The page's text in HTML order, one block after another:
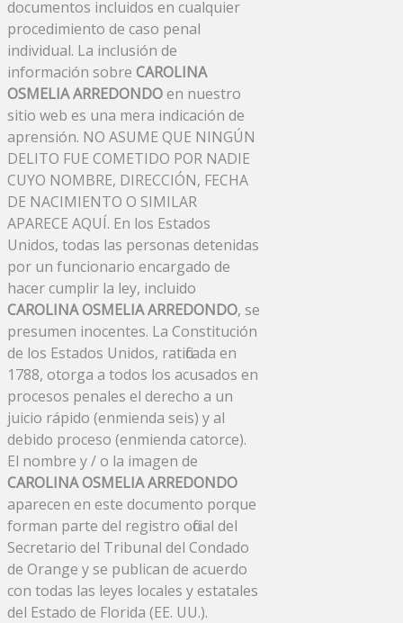
documentos incluidos en cualquier
procedimiento de caso penal
individual. La inclusión de
información sobre CAROLINA
OSMELIA ARREDONDOen nuestro
sitio web es una mera indicación de
aprensión. NO ASUME QUE NINGÚN
DELITO FUE COMETIDO POR NADIE
CUYO NOMBRE, DIRECCIÓN, FECHA
DE NACIMIENTO O SIMILAR
APARECE AQUÍ. En los Estados
Unidos, todas las personas detenidas
por un funcionario encargado de
hacer cumplir la ley, incluido
CAROLINA OSMELIA ARREDONDO, se
presumen inocentes. La Constitución
de los Estados Unidos, ratificada en
1788, otorga a todos los acusados ​​en
procesos penales el derecho a un
juicio rápido (enmienda seis) y al
debido proceso (enmienda catorce).
El nombre y / o la imagen de
CAROLINA OSMELIA ARREDONDO
aparecen en este documento porque
forman parte del registro oficial del
Secretario del Tribunal del Condado
de Orange y se publican de acuerdo
con todas las leyes locales y estatales
del Estado de Florida (EE. UU.).